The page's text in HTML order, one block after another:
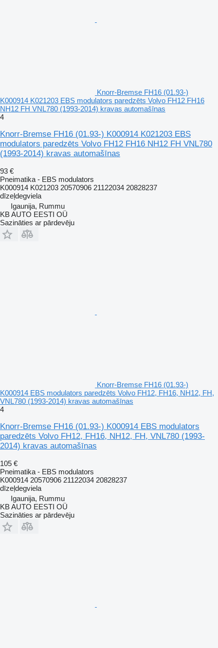
Knorr-Bremse FH16 (01.93-)
K000914 K021203 EBS modulators paredzēts Volvo FH12 FH16
NH12 FH VNL780 (1993-2014) kravas automašīnas
4
Knorr-Bremse FH16 (01.93-) K000914 K021203 EBS
modulators paredzēts Volvo FH12 FH16 NH12 FH VNL780
(1993-2014) kravas automašīnas
93 €
Pneimatika - EBS modulators
K000914 K021203 20570906 21122034 20828237
dīzeļdegviela
Igaunija, Rummu
KB AUTO EESTI OÜ
Sazināties ar pārdevēju
Knorr-Bremse FH16 (01.93-)
K000914 EBS modulators paredzēts Volvo FH12, FH16, NH12, FH,
VNL780 (1993-2014) kravas automašīnas
4
Knorr-Bremse FH16 (01.93-) K000914 EBS modulators
paredzēts Volvo FH12, FH16, NH12, FH, VNL780 (1993-
2014) kravas automašīnas
105 €
Pneimatika - EBS modulators
K000914 20570906 21122034 20828237
dīzeļdegviela
Igaunija, Rummu
KB AUTO EESTI OÜ
Sazināties ar pārdevēju